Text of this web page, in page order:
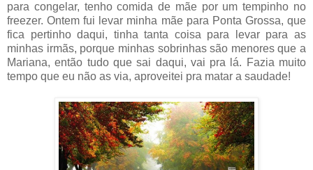
para congelar, tenho comida de mãe por um tempinho no
freezer. Ontem fui levar minha mãe para Ponta Grossa, que
fica pertinho daqui, tinha tanta coisa para levar para as
minhas irmãs, porque minhas sobrinhas são menores que a
Mariana, então tudo que sai daqui, vai pra lá. Fazia muito
tempo que eu não as via, aproveitei pra matar a saudade!